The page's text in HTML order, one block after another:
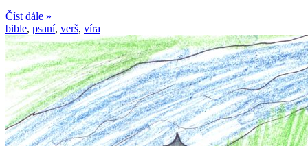
Číst dále »
bible, psaní, verš, víra